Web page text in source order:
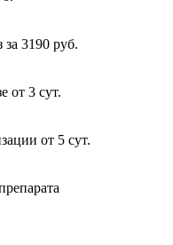
за 3190 руб.
от 3 сут.
от 5 сут.